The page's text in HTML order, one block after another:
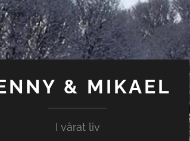
& MIKAEL
I vårat liv